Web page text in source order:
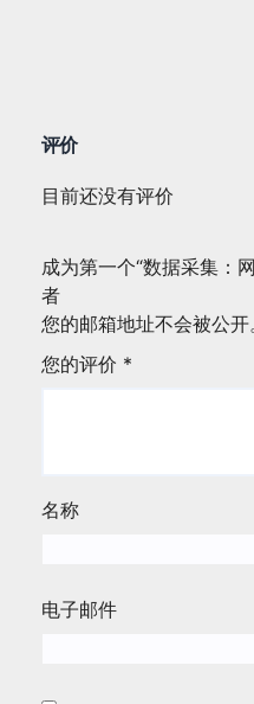
评价
目前还没有评价
成为第一个“数据采集：
者
您的邮箱地址不会被公开
您的评价 *
名称
电子邮件